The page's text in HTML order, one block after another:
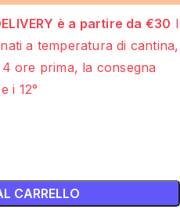
è a partire da €30 I
a temperatura di cantina,
ore prima, la consegna
i 12°
CARRELLO